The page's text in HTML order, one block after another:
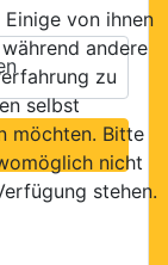
von ihnen
andere
zu
selbst
möchten. Bitte
nicht
stehen.